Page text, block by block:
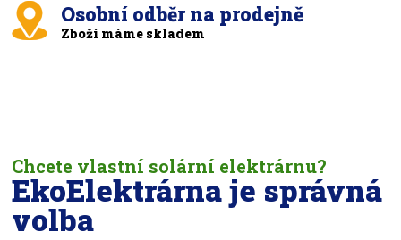
Osobní odběr na prodejně
Zboží máme skladem
Chcete vlastní solární elektrárnu?
EkoElektrárna je správná
volba